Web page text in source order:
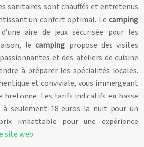
sanitaires sont chauffés et entretenus
un confort optimal. Le camping
aire de jeux sécurisée pour les
lecamping propose des visites
et des ateliers de cuisine
à préparer les spécialités locales.
et conviviale, vous immergeant
Les tarifs indicatifs en basse
à seulement 18 euros la nuit pour un
imbattable pour une expérience
site web